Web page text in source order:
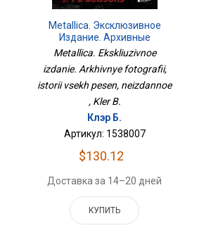
Metallica. Эксклюзивное
Издание. Архивные
Фотографии, Истории Всех
Metallica. Ekskliuzivnoe
izdanie. Arkhivnye fotografii,
istorii vsekh pesen, neizdannoe
, Kler B.
Клэр Б.
Артикул: 1538007
$130.12
Доставка за 14–20 дней
КУПИТЬ